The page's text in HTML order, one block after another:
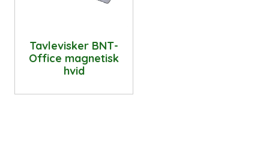
Tavlevisker BNT-
Office magnetisk
hvid